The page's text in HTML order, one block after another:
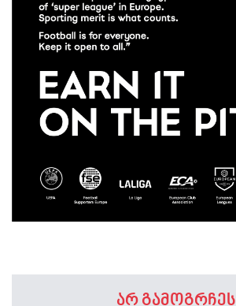
არ გამოგრჩეს